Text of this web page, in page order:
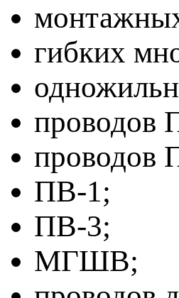
гибких
проводов
проводов
ПВ-1;
ПВ-3;
МГШВ;